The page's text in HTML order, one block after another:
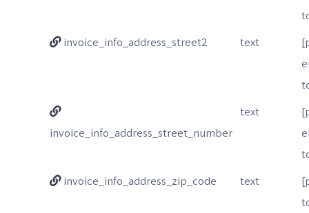
invoice_info_address_street2
text
invoice_info_address_street_number
text
invoice_info_address_zip_code
text